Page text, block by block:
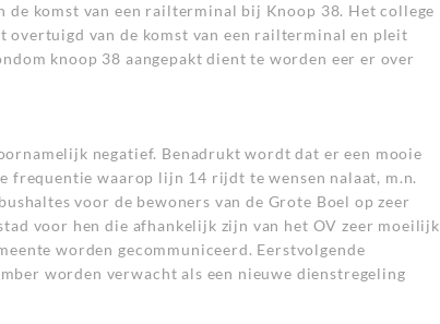
de komst van een railterminal bij Knoop 38. Het college
overtuigd van de komst van een railterminal en pleit
knoop 38 aangepakt dient te worden eer er over
negatief. Benadrukt wordt dat er een mooie
frequentie waarop lijn 14 rijdt te wensen nalaat, m.n.
voor de bewoners van de Grote Boel op zeer
voor hen die afhankelijk zijn van het OV zeer moeilijk
worden gecommuniceerd. Eerstvolgende
worden verwacht als een nieuwe dienstregeling